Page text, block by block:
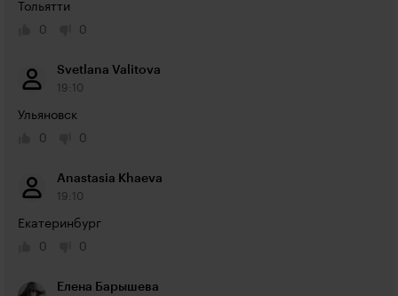
Тольятти
0
0
Svetlana Valitova
19:10
Ульяновск
0
0
Anastasia Khaeva
19:10
Екатеринбург
0
0
Елена Барышева